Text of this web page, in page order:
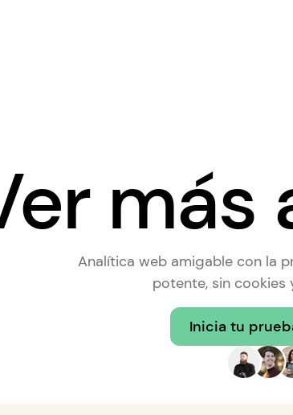
más
Analítica web amigable con la
potente, sin cookies
Inicia tu